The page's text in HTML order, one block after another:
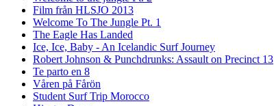
Film från HLSJO 2013
Welcome To The Jungle Pt. 1
The Eagle Has Landed
Ice, Ice, Baby - An Icelandic Surf Journey
Robert Johnson & Punchdrunks: Assault on Precinct 13
Te parto en 8
Våren på Fårön
Student Surf Trip Morocco